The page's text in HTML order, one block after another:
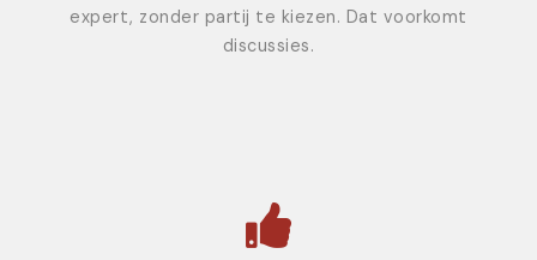
expert, zonder partij te kiezen. Dat voorkomt
discussies.